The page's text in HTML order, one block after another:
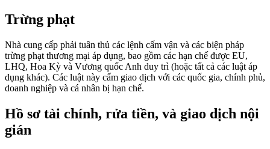
Trừng phạt
Nhà cung cấp phải tuân thủ các lệnh cấm vận và các biện pháp
trừng phạt thương mại áp dụng, bao gồm các hạn chế được EU,
LHQ, Hoa Kỳ và Vương quốc Anh duy trì (hoặc tất cả các luật áp
dụng khác). Các luật này cấm giao dịch với các quốc gia, chính phủ,
doanh nghiệp và cá nhân bị hạn chế.
Hồ sơ tài chính, rửa tiền, và giao dịch nội
gián